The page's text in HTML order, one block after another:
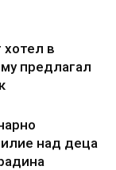
хотел в
предлагал
над деца